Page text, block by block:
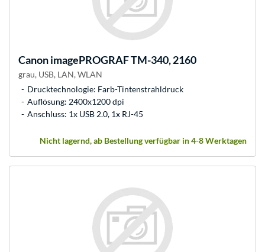
CanonimagePROGRAF TM-340, 2160
grau, USB, LAN, WLAN
Drucktechnologie: Farb-Tintenstrahldruck
Auflösung: 2400x1200 dpi
Anschluss: 1x USB 2.0, 1x RJ-45
Nicht lagernd, ab Bestellung verfügbar in 4-8 Werktagen